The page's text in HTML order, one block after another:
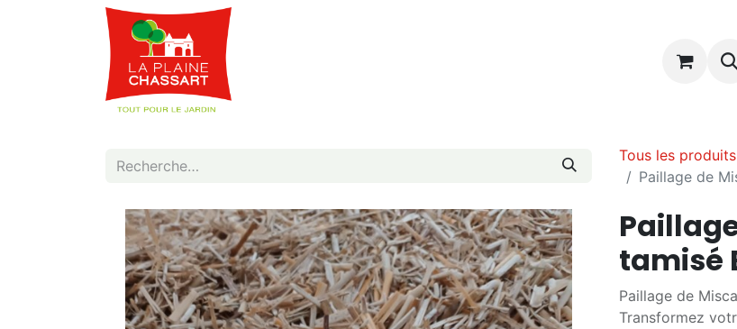
Tous les produits
Paillage de
tamisé
Paillage de
Transformez